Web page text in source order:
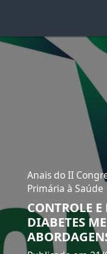
Anais do II
Primária à Saúde
CONTROLE
DIABETES